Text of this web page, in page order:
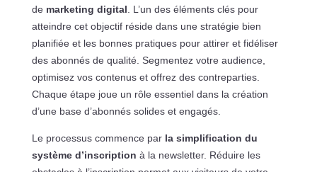
de marketing digital . L’un des éléments clés pour
atteindre cet objectif réside dans une stratégie bien
planifiée et les bonnes pratiques pour attirer et fidéliser
des abonnés de qualité. Segmentez votre audience,
optimisez vos contenus et offrez des contreparties.
Chaque étape joue un rôle essentiel dans la création
d’une base d’abonnés solides et engagés.
Le processus commence par la simplification du
système d’inscription à la newsletter. Réduire les